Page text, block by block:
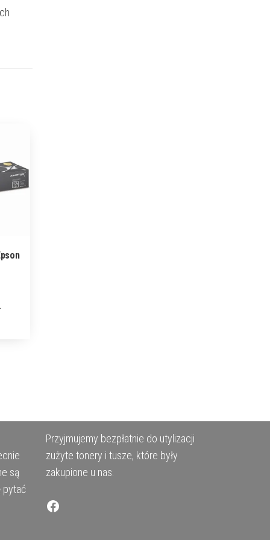
są
pytać
Przyjmujemy bezpłatnie do utylizacji
zużyte tonery i tusze, które były
zakupione u nas.
Facebook